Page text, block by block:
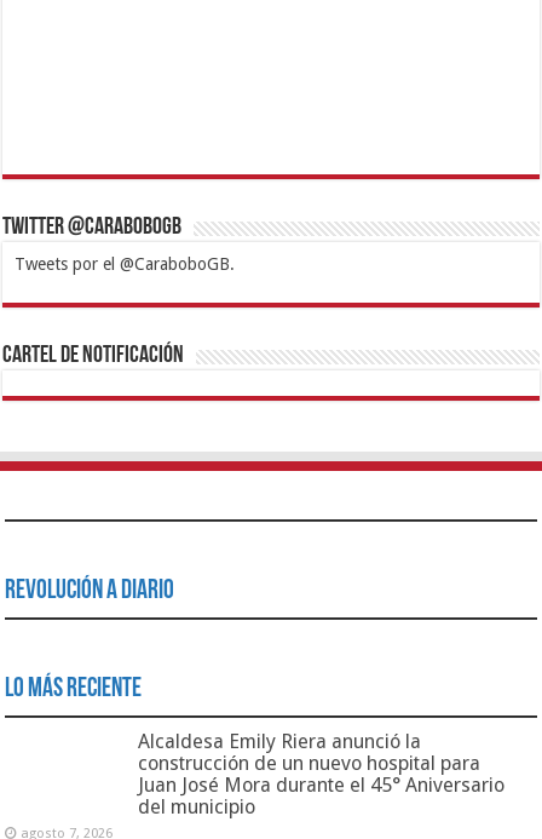
Twitter @CaraboboGB
Tweets por el @CaraboboGB.
1xbetBetturkeyBetistKralbetSupertotobetTipobetMatadorbetMariobet
https://mvbcasino.com/
Cartel de Notificación
Revolución a Diario
Lo Más Reciente
Alcaldesa Emily Riera anunció la
construcción de un nuevo hospital para
Juan José Mora durante el 45° Aniversario
del municipio
agosto 7, 2026